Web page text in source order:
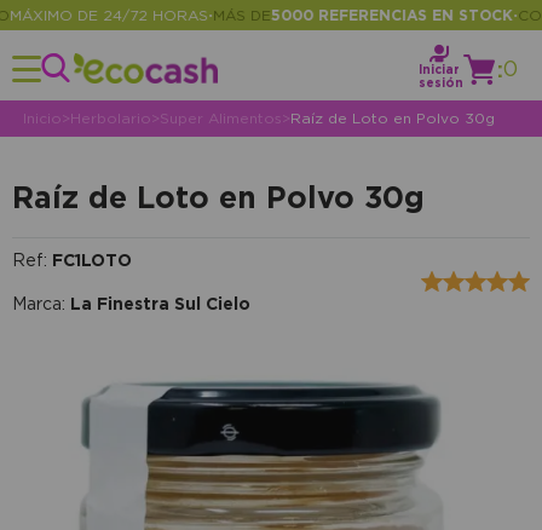
DE 24/72 HORAS• MÁS DE 5000 REFERENCIAS EN STOCK•
Iniciar
sesión
:0
Inicio>Herbolario>Super Alimentos >Raíz de Loto en Polvo 30g
Raíz de Loto en Polvo 30g
Ref: FC1LOTO
Marca: La Finestra Sul Cielo